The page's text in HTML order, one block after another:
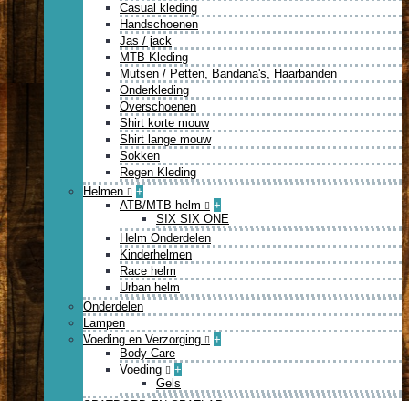
Casual kleding
Handschoenen
Jas / jack
MTB Kleding
Mutsen / Petten, Bandana's, Haarbanden
Onderkleding
Overschoenen
Shirt korte mouw
Shirt lange mouw
Sokken
Regen Kleding
Helmen
+
ATB/MTB helm
+
SIX SIX ONE
Helm Onderdelen
Kinderhelmen
Race helm
Urban helm
Onderdelen
Lampen
Voeding en Verzorging
+
Body Care
Voeding
+
Gels